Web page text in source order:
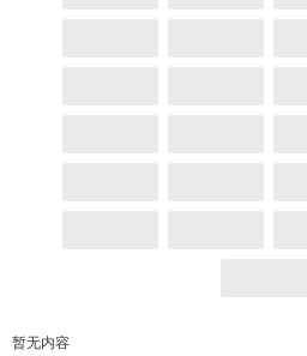
暂无内容